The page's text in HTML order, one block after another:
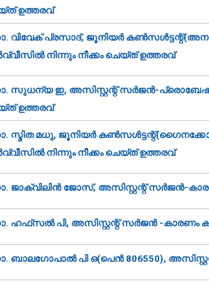
ഉത്തരവ്‌
വിവേക് പ്രസാദ്, ജൂനിയര്‍
നിന്നും നീക്കം ചെയ്ത് ഉത്തരവ്‌
സുധന്യ ഇ, അസിസ്റ്റന്റ് സര്‍ജന്‍-പ്രൊബേഷന്‍
ഉത്തരവ്‌
സ്മിത മധു, ജൂനിയര്‍
നിന്നും നീക്കം ചെയ്ത് ഉത്തരവ്‌
ജാക്വിലിന്‍ ജോസ്, അസിസ്റ്റന്റ് സര്‍ജന്‍-
ഹഫ്‌സല്‍ പി, അസിസ്റ്റന്റ് സര്‍ജന്‍ -കാരണം
ബാലഗോപാല്‍ പി ഒ(പെന്‍ 806550),